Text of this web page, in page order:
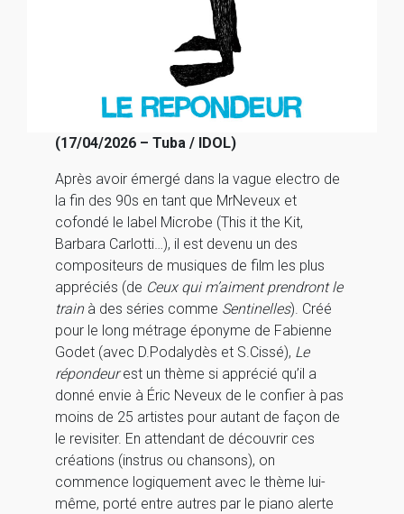
(17/04/2026 – Tuba / IDOL)
Après avoir émergé dans la vague electro de
la fin des 90s en tant que MrNeveux et
cofondé le label Microbe (This it the Kit,
Barbara Carlotti…), il est devenu un des
compositeurs de musiques de film les plus
appréciés (de Ceux qui m’aiment prendront le
trainà des séries comme Sentinelles). Créé
pour le long métrage éponyme de Fabienne
Godet (avec D.Podalydès et S.Cissé), Le
répondeurest un thème si apprécié qu’il a
donné envie à Éric Neveux de le confier à pas
moins de 25 artistes pour autant de façon de
le revisiter. En attendant de découvrir ces
créations (instrus ou chansons), on
commence logiquement avec le thème lui-
même, porté entre autres par le piano alerte